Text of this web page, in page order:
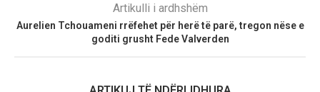
Artikulli i ardhshëm
Aurelien Tchouameni rrëfehet për herë të parë, tregon nëse e
goditi grusht Fede Valverden